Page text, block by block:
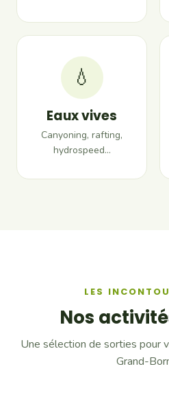
💧
Eaux vives
Canyoning, rafting,
hydrospeed…
LES
Nos
Une sélection de sorties pour
Grand-